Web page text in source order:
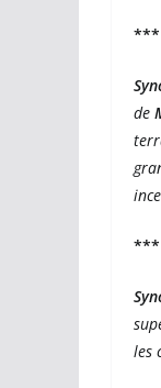
***
de
***
les